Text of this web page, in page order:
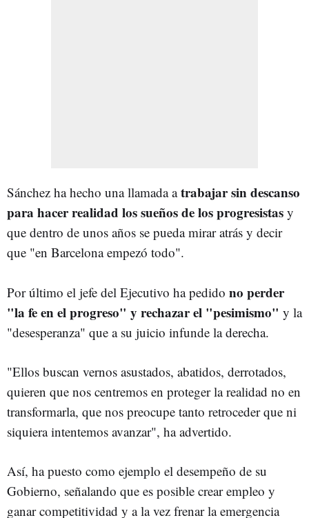
Sánchez ha hecho una llamada atrabajar sin descanso
para hacer realidad los sueños de los progresistas y
que dentro de unos años se pueda mirar atrás y decir
que "en Barcelona empezó todo".
Por último el jefe del Ejecutivo ha pedido no perder
"la fe en el progreso" y rechazar el "pesimismo" y la
"desesperanza" que a su juicio infunde la derecha.
"Ellos buscan vernos asustados, abatidos, derrotados,
quieren que nos centremos en proteger la realidad no en
transformarla, que nos preocupe tanto retroceder que ni
siquiera intentemos avanzar", ha advertido.
Así, ha puesto como ejemplo el desempeño de su
Gobierno, señalando que es posible crear empleo y
ganar competitividad y a la vez frenar la emergencia